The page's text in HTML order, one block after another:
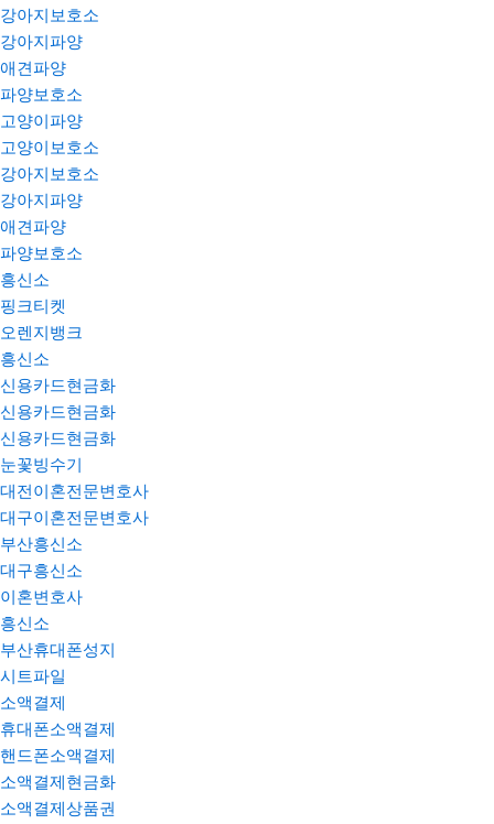
강아지보호소
강아지파양
애견파양
파양보호소
고양이파양
고양이보호소
강아지보호소
강아지파양
애견파양
파양보호소
흥신소
핑크티켓
오렌지뱅크
흥신소
신용카드현금화
신용카드현금화
신용카드현금화
눈꽃빙수기
대전이혼전문변호사
대구이혼전문변호사
부산흥신소
대구흥신소
이혼변호사
흥신소
부산휴대폰성지
시트파일
소액결제
휴대폰소액결제
핸드폰소액결제
소액결제현금화
소액결제상품권